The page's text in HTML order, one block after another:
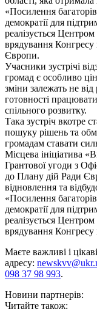
«Посилення
демократії для
реалізується
врядування Конгресу
Європи.
Учасники зустрічі
громад є особливо
зміни залежать не
готовності
спільного розвитку.
Така зустріч вкотре
пошуку рішень та
громадам ставати
Місцева ініціатива
Грантової угоди з
до Плану дій Ради
відновлення та
«Посилення
демократії для
реалізується
врядування Конгресу
Маєте важливі і
адресу:
098 37 98 993.
Новини партнерів:
Читайте також: